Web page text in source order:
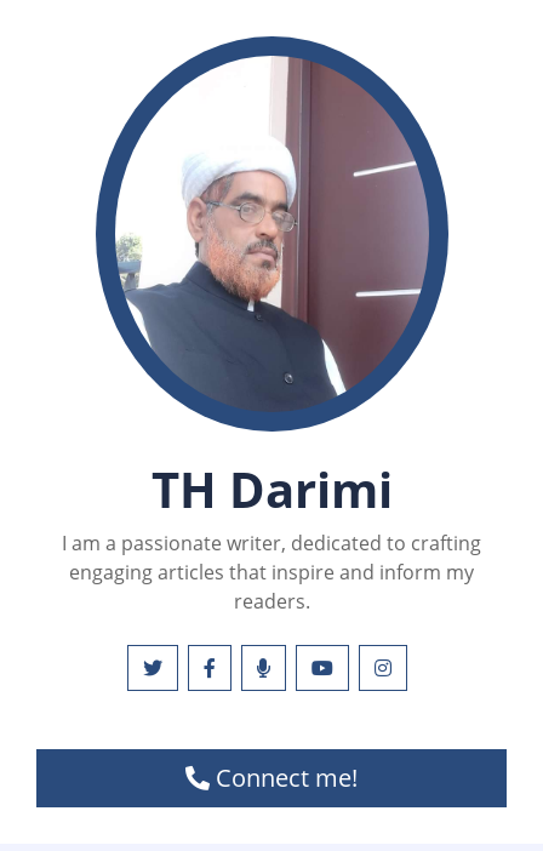
TH Darimi
I am a passionate writer, dedicated to crafting
engaging articles that inspire and inform my
readers.
Connect me!